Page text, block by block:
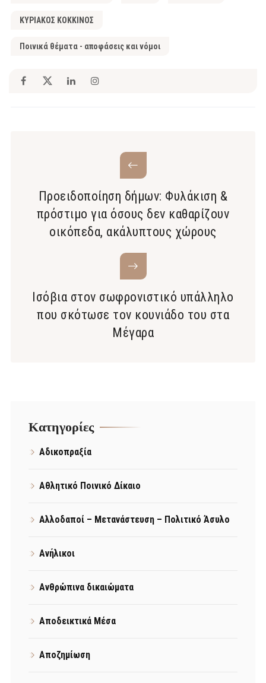
ΚΥΡΙΑΚΟΣ ΚΟΚΚΙΝΟΣ
Ποινικά θέματα - αποφάσεις και νόμοι
Προειδοποίηση δήμων: Φυλάκιση &
πρόστιμο για όσους δεν καθαρίζουν
οικόπεδα, ακάλυπτους χώρους
Ισόβια στον σωφρονιστικό υπάλληλο
που σκότωσε τον κουνιάδο του στα
Μέγαρα
Kατηγορίες
Αδικοπραξία
Αθλητικό Ποινικό Δίκαιο
Αλλοδαποί – Μετανάστευση – Πολιτικό Άσυλο
Ανήλικοι
Ανθρώπινα δικαιώματα
Αποδεικτικά Μέσα
Αποζημίωση